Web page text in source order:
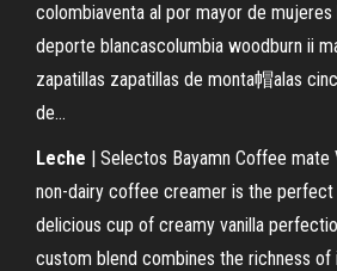
colombiaventa al por mayor de
deporte blancascolumbia woodburn ii
zapatillas zapatillas de monta帽alas
de…
Leche | Selectos Bayamn Coffee mate
non-dairy coffee creamer is the
delicious cup of creamy vanilla
custom blend combines the richness of